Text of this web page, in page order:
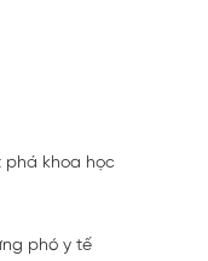
phá khoa học
phó y tế